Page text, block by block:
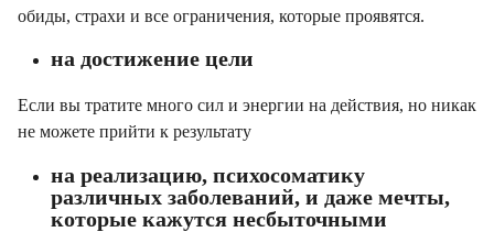
обиды, страхи и все ограничения, которые проявятся.⠀
на достижение цели
Если вы тратите много сил и энергии на действия, но никак
не можете прийти к результату⠀
на реализацию, психосоматику
различных заболеваний, и даже мечты,
которые кажутся несбыточными